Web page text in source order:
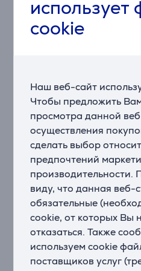
cookie
Наш веб-сайт
Чтобы предложить
просмотра данной
осуществления
сделать выбор
предпочтений
производительности.
виду, что данная веб-
обязательные
cookie, от которых Вы
отказаться. Также
используем cookie
поставщиков услуг
грязь, различные типы
ним, избегая препятствий,
скрытую грязь и
мощность всасывания,
схеме в виде восьмерки,
местам несколько раз.
пор, пока не перестанет
• EdgeDetect использует
вытянуть мусор из углов и
его на траекторию робота.
• FloorDetect распознает
оптимизирует
твердых напольных
Робот, которому не нужен
Этот робот не только
очистку, но и